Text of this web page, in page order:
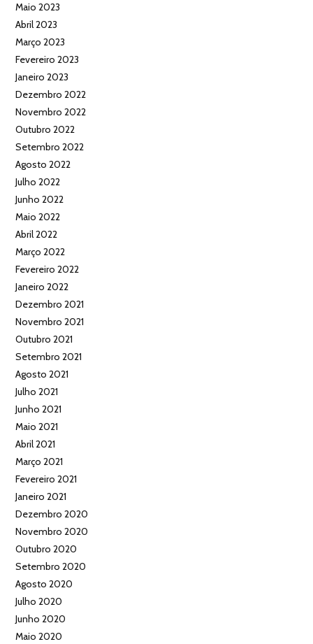
Maio 2023
Abril 2023
Março 2023
Fevereiro 2023
Janeiro 2023
Dezembro 2022
Novembro 2022
Outubro 2022
Setembro 2022
Agosto 2022
Julho 2022
Junho 2022
Maio 2022
Abril 2022
Março 2022
Fevereiro 2022
Janeiro 2022
Dezembro 2021
Novembro 2021
Outubro 2021
Setembro 2021
Agosto 2021
Julho 2021
Junho 2021
Maio 2021
Abril 2021
Março 2021
Fevereiro 2021
Janeiro 2021
Dezembro 2020
Novembro 2020
Outubro 2020
Setembro 2020
Agosto 2020
Julho 2020
Junho 2020
Maio 2020